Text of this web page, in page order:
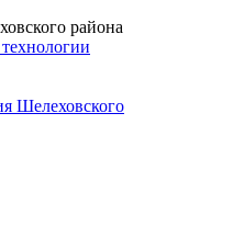
района
Шелеховского